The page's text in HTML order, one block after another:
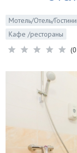
Мотель/Отель/
Кафе /рестораны